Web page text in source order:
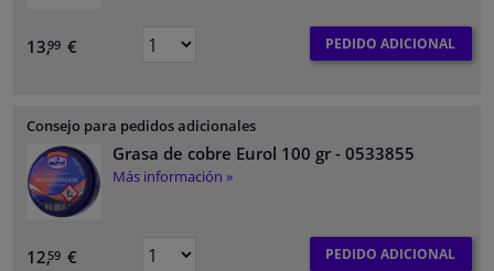
13,99 € PEDIDO ADICIONAL
Consejo para pedidos adicionales
Grasa de cobre Eurol 100 gr - 0533855
Más información »
12,59 € PEDIDO ADICIONAL